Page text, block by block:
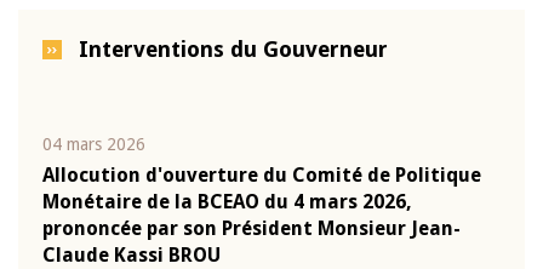
Interventions du Gouverneur
04 mars 2026
Allocution d'ouverture du Comité de Politique
Monétaire de la BCEAO du 4 mars 2026,
prononcée par son Président Monsieur Jean-
Claude Kassi BROU